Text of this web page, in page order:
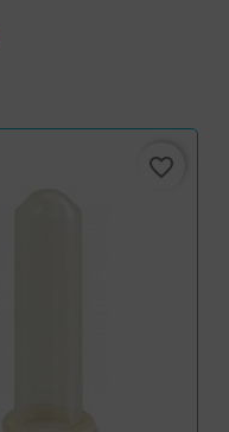
favorite_border